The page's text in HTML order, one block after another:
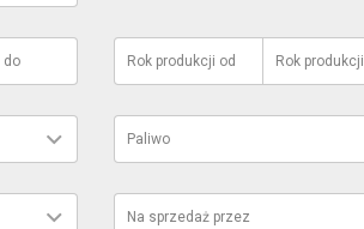
do Rok produkcji od Rok produkcji
Paliwo
Na sprzedaż przez